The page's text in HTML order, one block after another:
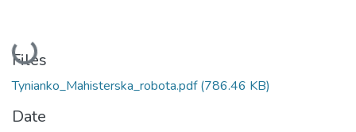
Loading...
Files
Tynianko_Mahisterska_robota.pdf(786.46 KB)
Date